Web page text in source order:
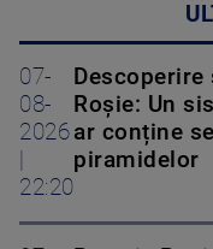
07-
08-
2026
22:20
Roșie: Un
ar conține
piramidelor